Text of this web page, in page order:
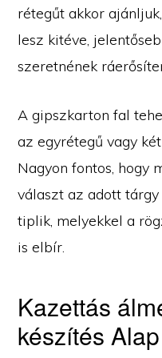
rétegűt akkor
lesz kitéve,
szeretnének
A gipszkarton fal
az egyrétegű vagy
Nagyon fontos, hogy
választ az adott
tiplik, melyekkel a
is elbír.
Kazettás
készítés Alap